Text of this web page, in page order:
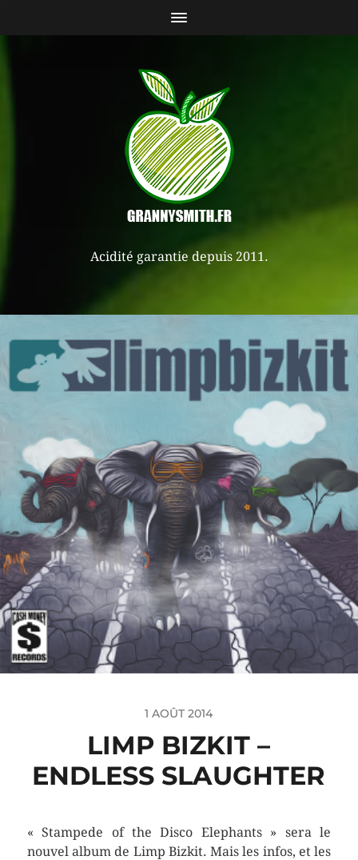
Acidité garantie depuis 2011.
1 AOÛT 2014
LIMP BIZKIT –
ENDLESS SLAUGHTER
« Stampede of the Disco Elephants » sera le
nouvel album de Limp Bizkit. Mais les infos, et les